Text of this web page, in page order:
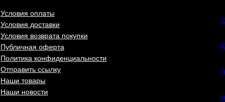
Условия оплаты
Условия доставки
Условия возврата покупки
Публичная оферта
Политика конфиденциальности
Отправить ссылку
Наши товары
Наши новости